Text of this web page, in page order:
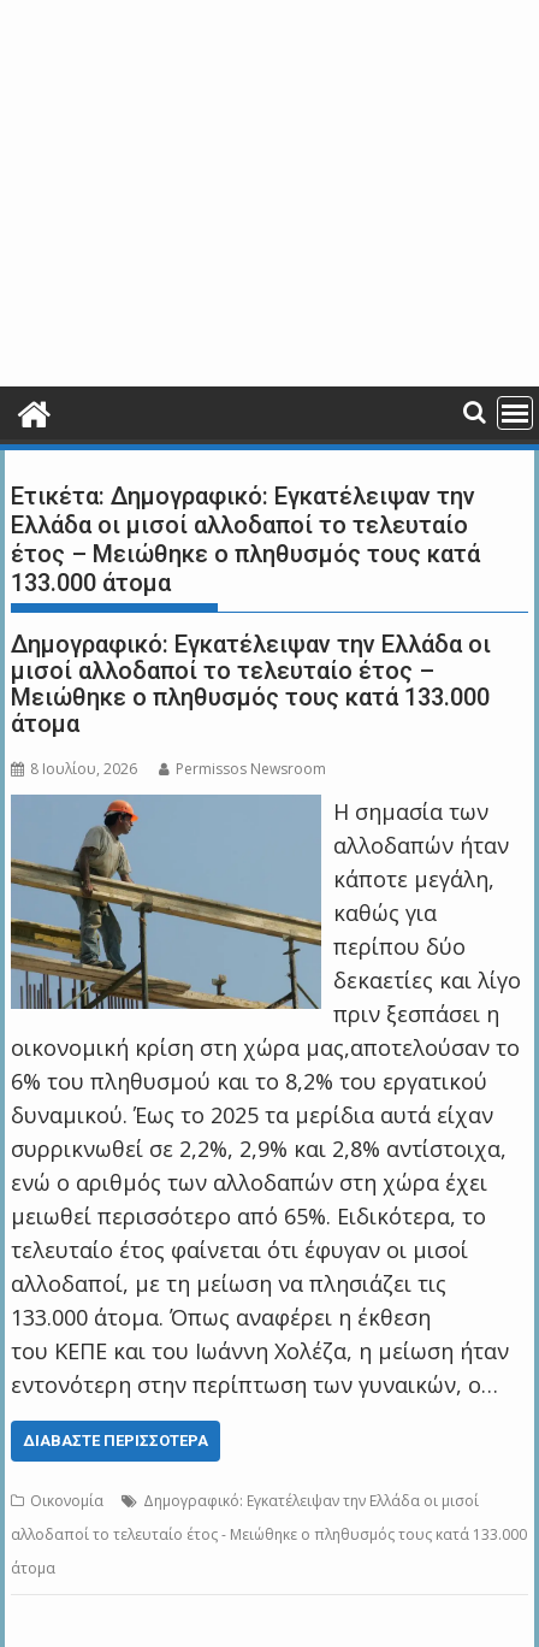
Ετικέτα:Δημογραφικό: Εγκατέλειψαν την
Ελλάδα οι μισοί αλλοδαποί το τελευταίο
έτος – Μειώθηκε ο πληθυσμός τους κατά
133.000 άτομα
Δημογραφικό: Εγκατέλειψαν την Ελλάδα οι
μισοί αλλοδαποί το τελευταίο έτος –
Μειώθηκε ο πληθυσμός τους κατά 133.000
άτομα
8 Ιουλίου, 2026 Permissos Newsroom
Η σημασία των
αλλοδαπών ήταν
κάποτε μεγάλη,
καθώς για
περίπου δύο
δεκαετίες και λίγο
πριν ξεσπάσει η
οικονομική κρίση στη χώρα μας,αποτελούσαν το
6% του πληθυσμού και το 8,2% του εργατικού
δυναμικού. Έως το 2025 τα μερίδια αυτά είχαν
συρρικνωθεί σε 2,2%, 2,9% και 2,8% αντίστοιχα,
ενώ ο αριθμός των αλλοδαπών στη χώρα έχει
μειωθεί περισσότερο από 65%. Ειδικότερα, το
τελευταίο έτος φαίνεται ότι έφυγαν οι μισοί
αλλοδαποί, με τη μείωση να πλησιάζει τις
133.000 άτομα. Όπως αναφέρει η έκθεση
του ΚΕΠΕ και του Ιωάννη Χολέζα, η μείωση ήταν
εντονότερη στην περίπτωση των γυναικών, ο…
ΔΙΑΒΆΣΤΕ ΠΕΡΙΣΣΌΤΕΡΑ
Οικονομία
Δημογραφικό: Εγκατέλειψαν την Ελλάδα οι μισοί
αλλοδαποί το τελευταίο έτος - Μειώθηκε ο πληθυσμός τους κατά 133.000
άτομα